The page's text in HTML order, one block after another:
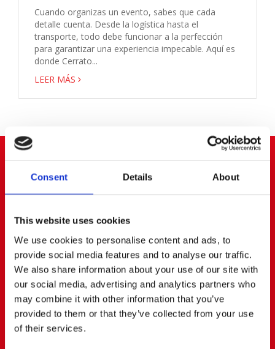
Consent Details About
This website uses cookies
We use cookies to personalise content and ads, to
provide social media features and to analyse our traffic.
We also share information about your use of our site with
our social media, advertising and analytics partners who
may combine it with other information that you’ve
provided to them or that they’ve collected from your use
of their services.
Cuando organizas un evento, sabes que cada
detalle cuenta. Desde la logística hasta el
transporte, todo debe funcionar a la perfección
para garantizar una experiencia impecable. Aquí es
donde Cerrato...
LEER MÁS
ARROYOMOLINOS
info@cerratoalquiler.es
Calle Fresadores Nº 62
Parque Empresarial PARQUE 22
28939 ARROYOMOLINOS (Madrid)
BOADILLA DEL MONTE
91 668 63 40